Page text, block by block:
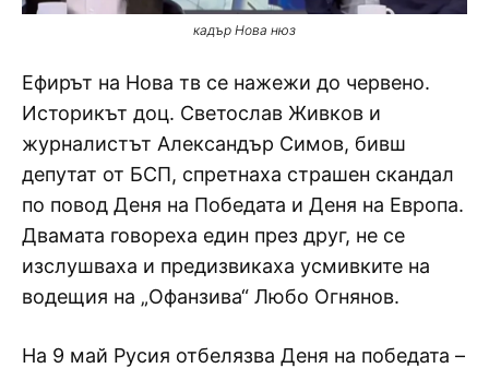
кадър Нова нюз
Ефирът на Нова тв се нажежи до червено.
Историкът доц. Светослав Живков и
журналистът Александър Симов, бивш
депутат от БСП, спретнаха страшен скандал
по повод Деня на Победата и Деня на Европа.
Двамата говореха един през друг, не се
изслушваха и предизвикаха усмивките на
водещия на „Офанзива“ Любо Огнянов.
На 9 май Русия отбелязва Деня на победата –